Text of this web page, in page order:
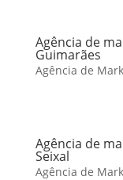
Agência de
Guimarães
Agência de
Agência de
Seixal
Agência de